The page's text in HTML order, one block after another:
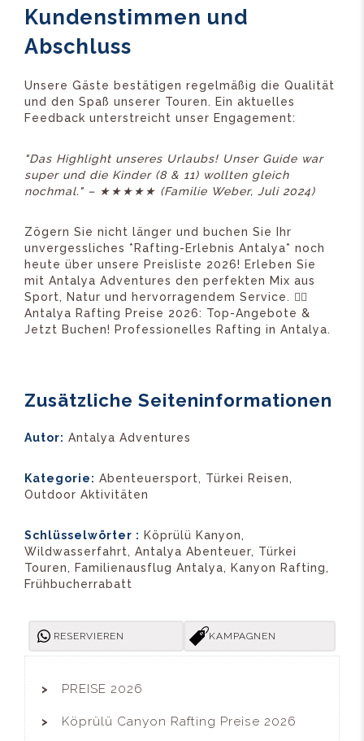
Kundenstimmen und
Abschluss
Unsere Gäste bestätigen regelmäßig die Qualität
und den Spaß unserer Touren. Ein aktuelles
Feedback unterstreicht unser Engagement:
"Das Highlight unseres Urlaubs! Unser Guide war
super und die Kinder (8 & 11) wollten gleich
nochmal." – ★★★★★ (Familie Weber, Juli 2024)
Zögern Sie nicht länger und buchen Sie Ihr
unvergessliches *Rafting-Erlebnis Antalya* noch
heute über unsere Preisliste 2026! Erleben Sie
mit Antalya Adventures den perfekten Mix aus
Sport, Natur und hervorragendem Service. 🚣‍♂️
Antalya Rafting Preise 2026: Top-Angebote &
Jetzt Buchen! Professionelles Rafting in Antalya.
Zusätzliche Seiteninformationen
Autor: Antalya Adventures
Kategorie: Abenteuersport, Türkei Reisen,
Outdoor Aktivitäten
Schlüsselwörter : Köprülü Kanyon,
Wildwasserfahrt, Antalya Abenteuer, Türkei
Touren, Familienausflug Antalya, Kanyon Rafting,
Frühbucherrabatt
RESERVIEREN KAMPAGNEN
PREISE 2026
Köprülü Canyon Rafting Preise 2026